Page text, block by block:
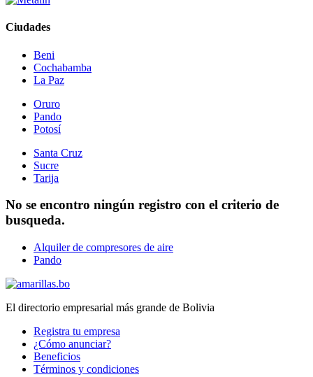
Ciudades
Beni
Cochabamba
La Paz
Oruro
Pando
Potosí
Santa Cruz
Sucre
Tarija
No se encontro ningún registro con el criterio de
busqueda.
Alquiler de compresores de aire
Pando
El directorio empresarial más grande de Bolivia
Registra tu empresa
¿Cómo anunciar?
Beneficios
Términos y condiciones